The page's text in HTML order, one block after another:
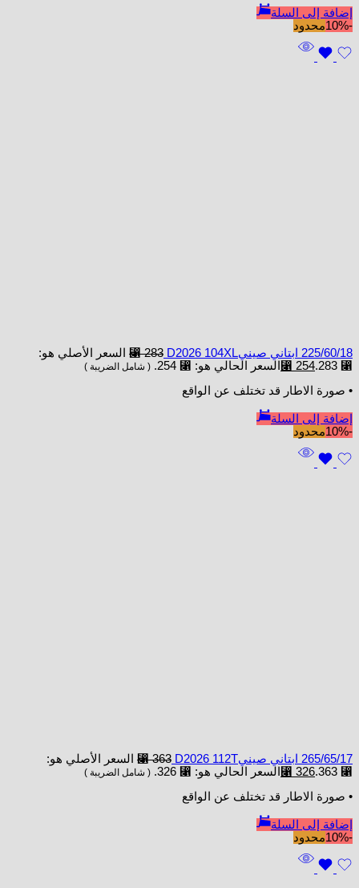
إضافة إلى السلة
-10%
محدود
225/60/18 ابتاني صينيD2026 104XL ⃁283
السعر الأصلي هو:
⃁ 283.
⃁ 254 السعر الحالي هو: ⃁ 254. ( شامل الضريبة )
• صورة الاطار قد تختلف عن الواقع
إضافة إلى السلة
-10%
محدود
265/65/17 ابتاني صينيD2026 112T ⃁363
السعر الأصلي هو:
⃁ 363.
⃁ 326 السعر الحالي هو: ⃁ 326. ( شامل الضريبة )
• صورة الاطار قد تختلف عن الواقع
إضافة إلى السلة
-10%
محدود